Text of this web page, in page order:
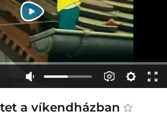
a víkendházban